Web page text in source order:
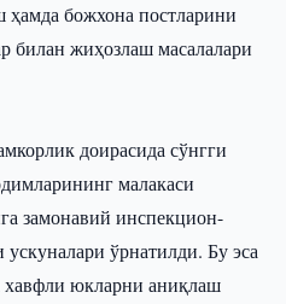
божхона постларини
билан жиҳозлаш масалалари
доирасида сўнгги
малакаси
замонавий инспекцион-
ускуналари ўрнатилди. Бу эса
хавфли юкларни аниқлаш